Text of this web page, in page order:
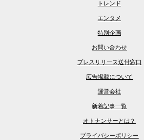
トレンド
エンタメ
特別企画
お問い合わせ
プレスリリース送付窓口
広告掲載について
運営会社
新着記事一覧
オトナンサーとは？
プライバシーポリシー